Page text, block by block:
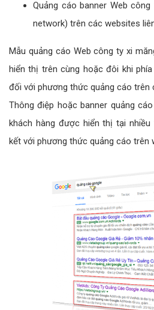
Quảng cáo banner Web
network) trên các websites
Mẫu quảng cáo Web công ty xi
hiển thị trên cùng hoặc đôi khi
đối với phương thức quảng cáo trên
Thông điệp hoặc banner quảng
khách hàng được hiển thị tại
kết với phương thức quảng cáo trên